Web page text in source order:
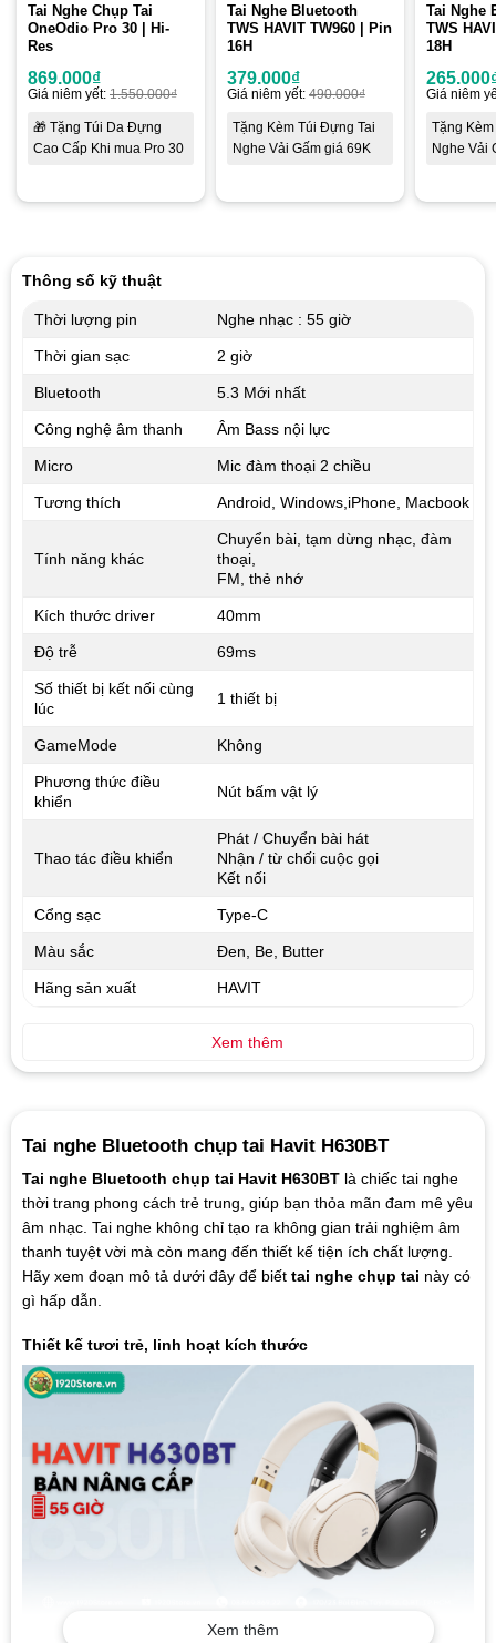
Tai Nghe Chụp Tai
OneOdio Pro 30 | Hi-
Res
869.000₫
Giá niêm yết: 1.550.000₫
🎁 Tặng Túi Da Đựng
Cao Cấp Khi mua Pro 30
Tai Nghe Bluetooth
TWS HAVIT TW960 | Pin
16H
379.000₫
Giá niêm yết: 490.000₫
Tặng Kèm Túi Đựng Tai
Nghe Vải Gấm giá 69K
Tai Nghe
TWS
18H
265.000
Giá niêm
Tặng
Nghe Vải
Tai nghe Bluetooth chụp tai Havit H630BT
Tai nghe Bluetooth chụp tai Havit H630BTlà chiếc tai nghe
thời trang phong cách trẻ trung, giúp bạn thỏa mãn đam mê yêu
âm nhạc. Tai nghe không chỉ tạo ra không gian trải nghiệm âm
thanh tuyệt vời mà còn mang đến thiết kế tiện ích chất lượng.
Hãy xem đoạn mô tả dưới đây để biết tai nghe chụp tai này có
gì hấp dẫn.
Thiết kế tươi trẻ, linh hoạt kích thước
Xem thêm
Thông số kỹ thuật
Thời lượng pin Nghe nhạc : 55 giờ
Thời gian sạc 2 giờ
Bluetooth 5.3 Mới nhất
Công nghệ âm thanh Âm Bass nội lực
Micro Mic đàm thoại 2 chiều
Tương thích Android, Windows,iPhone, Macbook
Tính năng khác
Chuyển bài, tạm dừng nhạc, đàm
thoại,
FM, thẻ nhớ
Kích thước driver 40mm
Độ trễ 69ms
Số thiết bị kết nối cùng
lúc
1 thiết bị
GameMode Không
Phương thức điều
khiển
Nút bấm vật lý
Thao tác điều khiển
Phát / Chuyển bài hát
Nhận / từ chối cuộc gọi
Kết nối
Cổng sạc Type-C
Màu sắc Đen, Be, Butter
Hãng sản xuất HAVIT
Xem thêm